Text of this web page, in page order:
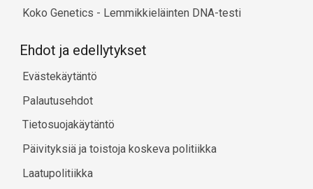
Koko Genetics - Lemmikkieläinten DNA-testi
Ehdot ja edellytykset
Evästekäytäntö
Palautusehdot
Tietosuojakäytäntö
Päivityksiä ja toistoja koskeva politiikka
Laatupolitiikka